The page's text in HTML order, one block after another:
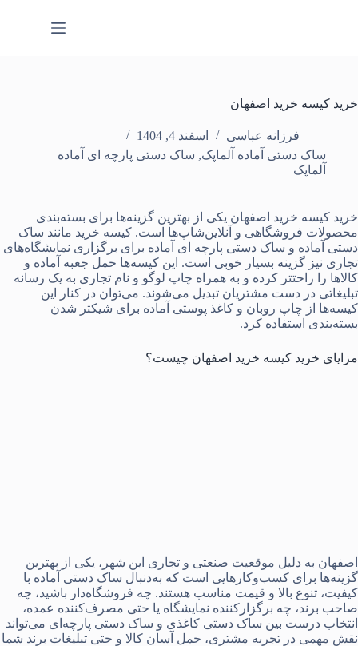
خرید کیسه خرید اصفهان
فرزانه عباسی
اسفند 4, 1404
ساک دستی آماده آلماپک, ساک دستی پارچه ای آماده
آلماپک
خرید کیسه خرید اصفهان یکی از بهترین گزینه‌ها برای بسته‌‌بندی
محصولات فروشگاهی و آنلاین‌شاپ‌ها است. کیسه خرید مانند ساک
دستی آماده و ساک دستی پارچه ای آماده برای برگزاری نمایشگاه‌های
تجاری نیز گزینه بسیار خوبی است. این کیسه‌ها حمل جعبه آماده و
کالاها را راحتتر کرده و به همراه چاپ لوگو و نام تجاری به یک رسانه
تبلیغاتی در دست مشتریان تبدیل می‌شوند. می‌توان در کنار این
کیسه‌ها از چاپ روبان و کاغذ پوستی آماده برای شیکتر شدن
بسته‌بندی استفاده کرد.
مزایای خرید کیسه خرید اصفهان چیست؟
اصفهان به ‌دلیل موقعیت صنعتی و تجاری این شهر، یکی از بهترین
گزینه‌ها برای کسب‌وکارهایی است که به‌دنبال ساک دستی آماده با
کیفیت، تنوع بالا و قیمت مناسب هستند. چه فروشگاه‌دار باشید، چه
صاحب برند، چه برگزارکننده نمایشگاه یا حتی مصرف‌کننده عمده،
انتخاب درست بین ساک دستی کاغذی و ساک دستی پارچه‌ای می‌تواند
نقش مهمی در تجربه مشتری، حمل آسان کالا و حتی تبلیغات برند شما